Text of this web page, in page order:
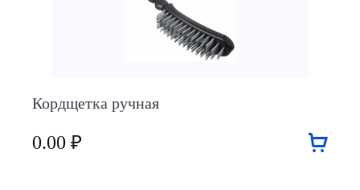
Кордщетка ручная
0.00 ₽